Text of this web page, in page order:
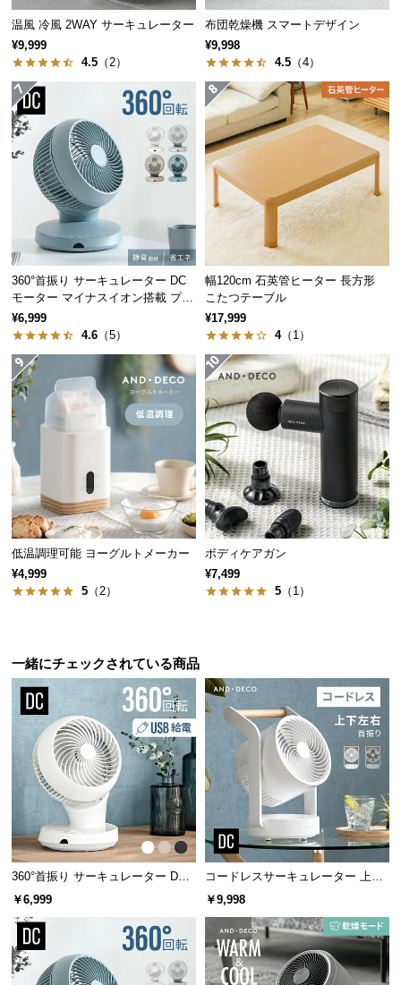
に
つ
い
て
返
品・
キ
ャ
ン
ル
に
つ
い
て
保
証
つ
会
員
規
約
に
客
ト
お
知
ら
せ
温風 冷風 2WAY サーキュレーター
¥9,999
4.5 （2）
布団乾燥機 スマートデザイン
¥9,998
4.5 （4）
360°首振り サーキュレーター DC
モーター マイナスイオン搭載 プレ
ミアムタイプ
¥6,999
4.6 （5）
幅120cm 石英管ヒーター 長方形
こたつテーブル
¥17,999
4（1）
低温調理可能 ヨーグルトメーカー
¥4,999
5 （2）
ボディケアガン
¥7,499
5 （1）
一緒にチェックされている商品
360°首振り サーキュレーター DC
モーター USB給電タイプ
￥6,999
コードレスサーキュレーター 上下
左右首振り 持ち手付き
￥9,998